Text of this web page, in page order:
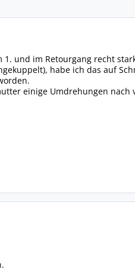
und im Retourgang recht
habe ich das auf
einige Umdrehungen